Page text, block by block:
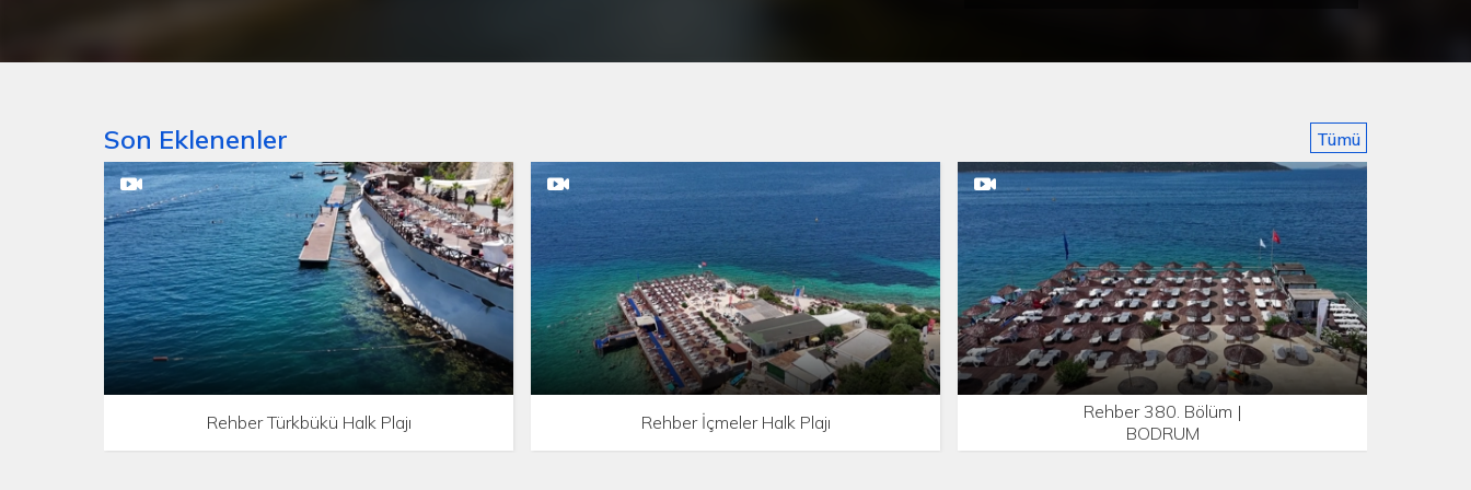
Son Eklenenler
Rehber Türkbükü Halk Plajı Rehber İçmeler Halk Plajı
Rehber 380. Bölüm |
BODRUM
Tümü